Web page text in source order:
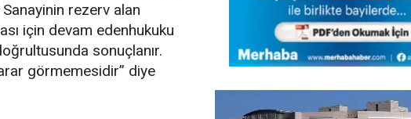
rezerv alan
için devam edenhukuku
sonuçlanır.
görmemesidir” diye